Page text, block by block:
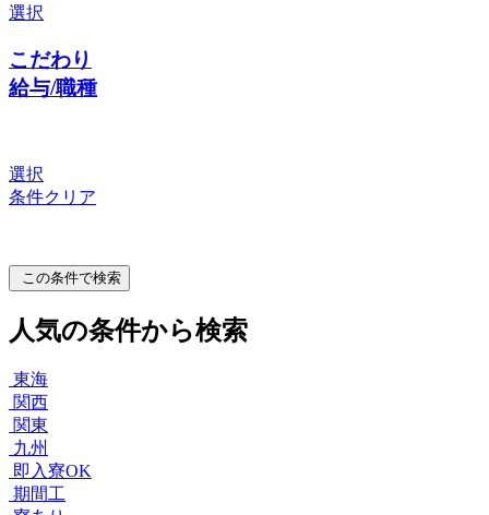
選択
こだわり
給与/職種
選択
条件クリア
この条件で検索
人気の条件から検索
東海
関西
関東
九州
即入寮OK
期間工